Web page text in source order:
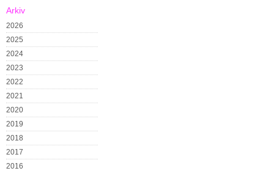
Arkiv
2026
2025
2024
2023
2022
2021
2020
2019
2018
2017
2016